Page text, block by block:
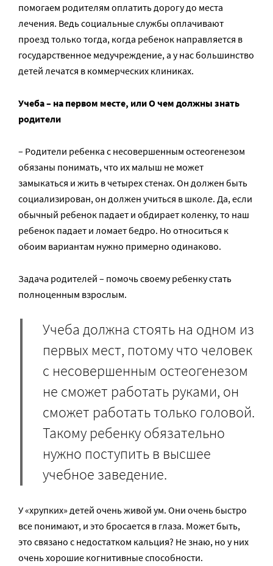
помогаем родителям оплатить дорогу до места
лечения. Ведь социальные службы оплачивают
проезд только тогда, когда ребенок направляется в
государственное медучреждение, а у нас большинство
детей лечатся в коммерческих клиниках.
Учеба – на первом месте, или О чем должны знать
родители
– Родители ребенка с несовершенным остеогенезом
обязаны понимать, что их малыш не может
замыкаться и жить в четырех стенах. Он должен быть
социализирован, он должен учиться в школе. Да, если
обычный ребенок падает и обдирает коленку, то наш
ребенок падает и ломает бедро. Но относиться к
обоим вариантам нужно примерно одинаково.
Задача родителей – помочь своему ребенку стать
полноценным взрослым.
Учеба должна стоять на одном из
первых мест, потому что человек
с несовершенным остеогенезом
не сможет работать руками, он
сможет работать только головой.
Такому ребенку обязательно
нужно поступить в высшее
учебное заведение.
У «хрупких» детей очень живой ум. Они очень быстро
все понимают, и это бросается в глаза. Может быть,
это связано с недостатком кальция? Не знаю, но у них
очень хорошие когнитивные способности.